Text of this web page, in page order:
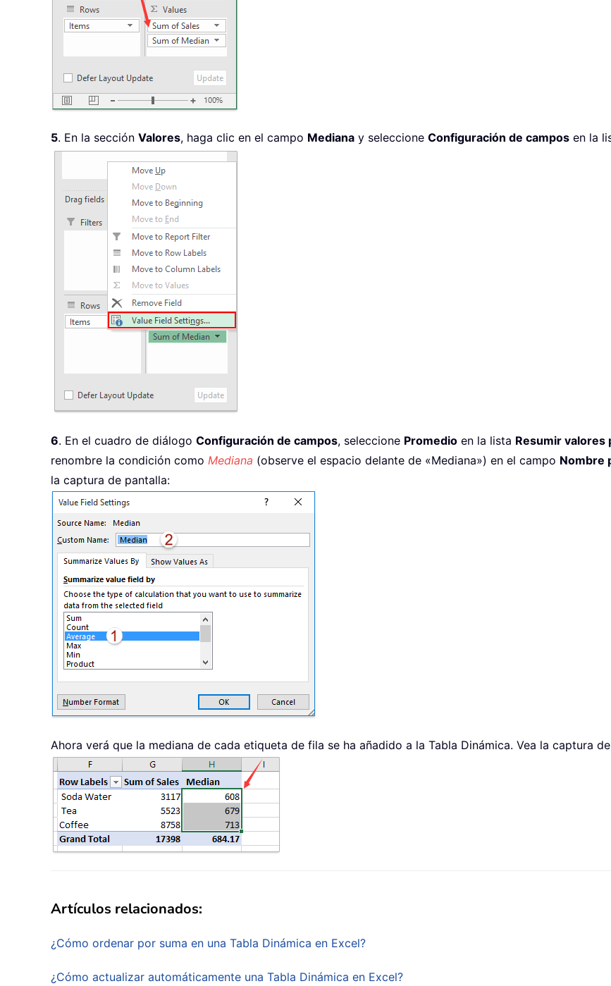
5. En la sección Valores, haga clic en el campo Mediana y seleccione Configuración de campos en la
6. En el cuadro de diálogo Configuración de campos, seleccione Promedio en la lista Resumir valores
renombre la condición como Mediana (observe el espacio delante de «Mediana») en el campo Nombre
la captura de pantalla:
Ahora verá que la mediana de cada etiqueta de fila se ha añadido a la Tabla Dinámica. Vea la captura
Artículos relacionados:
¿Cómo ordenar por suma en una Tabla Dinámica en Excel?
¿Cómo actualizar automáticamente una Tabla Dinámica en Excel?